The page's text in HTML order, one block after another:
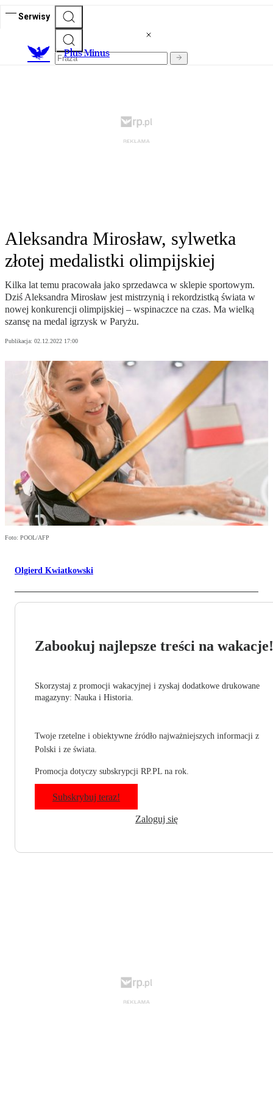
Serwisy
Plus Minus
Aleksandra Mirosław, sylwetka
złotej medalistki olimpijskiej
Kilka lat temu pracowała jako sprzedawca w sklepie sportowym.
Dziś Aleksandra Mirosław jest mistrzynią i rekordzistką świata w
nowej konkurencji olimpijskiej – wspinaczce na czas. Ma wielką
szansę na medal igrzysk w Paryżu.
Publikacja: 02.12.2022 17:00
Foto: POOL/AFP
Olgierd Kwiatkowski
Zabookuj najlepsze treści na wakacje!
Skorzystaj z promocji wakacyjnej i zyskaj dodatkowe drukowane
magazyny: Nauka i Historia.
Twoje rzetelne i obiektywne źródło najważniejszych informacji z
Polski i ze świata.
Promocja dotyczy subskrypcji RP.PL na rok.
Subskrybuj teraz!
Zaloguj się